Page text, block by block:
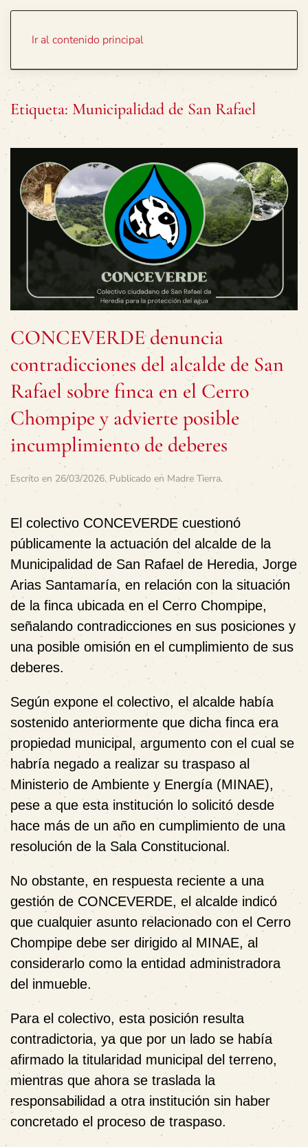
Ir al contenido principal
Etiqueta: Municipalidad de San Rafael
CONCEVERDE denuncia
contradicciones del alcalde de San
Rafael sobre finca en el Cerro
Chompipe y advierte posible
incumplimiento de deberes
Escrito en 26/03/2026. Publicado en Madre Tierra.
El colectivo CONCEVERDE cuestionó
públicamente la actuación del alcalde de la
Municipalidad de San Rafael de Heredia, Jorge
Arias Santamaría, en relación con la situación
de la finca ubicada en el Cerro Chompipe,
señalando contradicciones en sus posiciones y
una posible omisión en el cumplimiento de sus
deberes.
Según expone el colectivo, el alcalde había
sostenido anteriormente que dicha finca era
propiedad municipal, argumento con el cual se
habría negado a realizar su traspaso al
Ministerio de Ambiente y Energía (MINAE),
pese a que esta institución lo solicitó desde
hace más de un año en cumplimiento de una
resolución de la Sala Constitucional.
No obstante, en respuesta reciente a una
gestión de CONCEVERDE, el alcalde indicó
que cualquier asunto relacionado con el Cerro
Chompipe debe ser dirigido al MINAE, al
considerarlo como la entidad administradora
del inmueble.
Para el colectivo, esta posición resulta
contradictoria, ya que por un lado se había
afirmado la titularidad municipal del terreno,
mientras que ahora se traslada la
responsabilidad a otra institución sin haber
concretado el proceso de traspaso.